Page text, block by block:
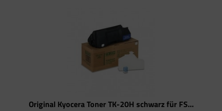
Original Kyocera Toner TK-20H schwarz für FS...